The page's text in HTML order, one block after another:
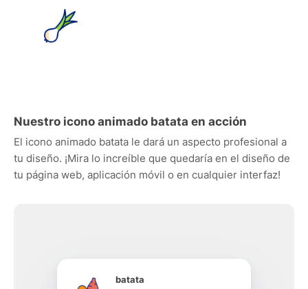
Nuestro icono animado batata en acción
El icono animado batata le dará un aspecto profesional a
tu diseño. ¡Mira lo increíble que quedaría en el diseño de
tu página web, aplicación móvil o en cualquier interfaz!
batata